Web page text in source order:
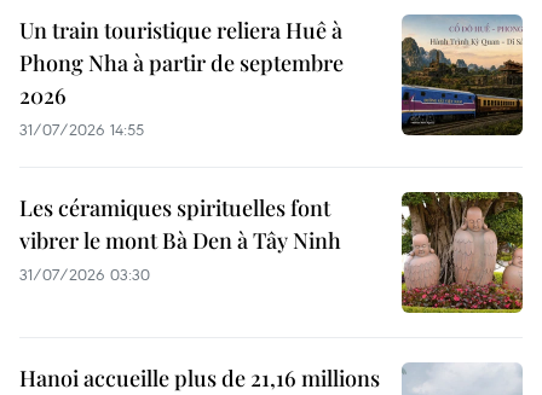
Un train touristique reliera Huê à
Phong Nha à partir de septembre
2026
31/07/2026 14:55
Les céramiques spirituelles font
vibrer le mont Bà Den à Tây Ninh
31/07/2026 03:30
Hanoi accueille plus de 21,16 millions